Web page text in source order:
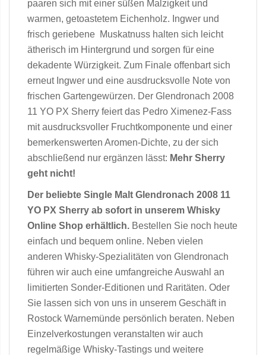
paaren sich mit einer süßen Malzigkeit und
warmen, getoastetem Eichenholz. Ingwer und
frisch geriebene Muskatnuss halten sich leicht
ätherisch im Hintergrund und sorgen für eine
dekadente Würzigkeit. Zum Finale offenbart sich
erneut Ingwer und eine ausdrucksvolle Note von
frischen Gartengewürzen. Der Glendronach 2008
11 YO PX Sherry feiert das Pedro Ximenez-Fass
mit ausdrucksvoller Fruchtkomponente und einer
bemerkenswerten Aromen-Dichte, zu der sich
abschließend nur ergänzen lässt: Mehr Sherry
geht nicht!
Der beliebte Single Malt Glendronach 2008 11
YO PX Sherry ab sofort in unserem Whisky
Online Shop erhältlich. Bestellen Sie noch heute
einfach und bequem online. Neben vielen
anderen Whisky-Spezialitäten von Glendronach
führen wir auch eine umfangreiche Auswahl an
limitierten Sonder-Editionen und Raritäten. Oder
Sie lassen sich von uns in unserem Geschäft in
Rostock Warnemünde persönlich beraten. Neben
Einzelverkostungen veranstalten wir auch
regelmäßige Whisky-Tastings und weitere